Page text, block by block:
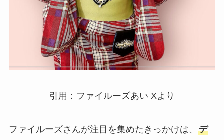
引用：ファイルーズあい Xより
ファイルーズさんが注目を集めたきっかけは、 デ